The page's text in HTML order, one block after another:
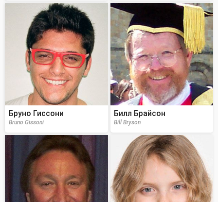
Бруно Гиссони
Bruno Gissoni
Билл Брайсон
Bill Bryson